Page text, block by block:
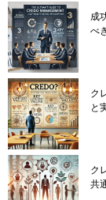
成
べ
ク
と
ク
共